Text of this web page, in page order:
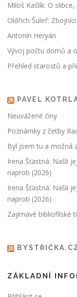
Miloš Kašlík: O
Oldřich Šuleř:
Antonín Heryán
Vývoj počtu domů a
Přehled starostů a
PAVEL
Neuvážené činy
Poznámky z četby
Byl jsem tu a možná
Irena Šťastná: Našli
naproti (2026)
Irena Šťastná: Našli
naproti (2026)
Zajímavé bibliofilské
ZÁKLADNÍ